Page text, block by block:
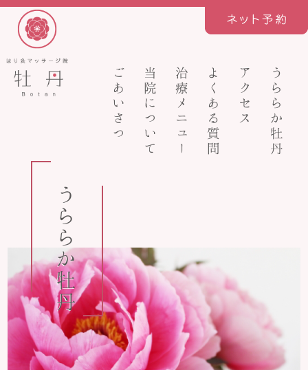
ごあいさつ 当院について 治療メニュー よくある質問 アクセス うららか牡丹
うららか牡丹